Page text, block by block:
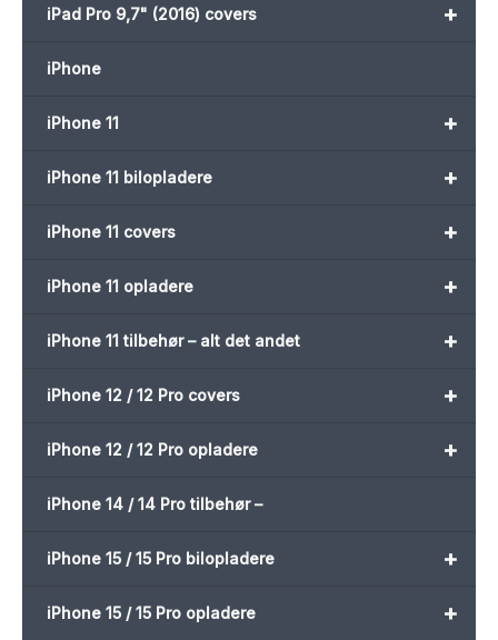
+
iPad Pro 9,7" (2016) covers
iPhone
+
iPhone 11
+
iPhone 11 bilopladere
+
iPhone 11 covers
+
iPhone 11 opladere
+
iPhone 11 tilbehør – alt det andet
+
iPhone 12 / 12 Pro covers
+
iPhone 12 / 12 Pro opladere
iPhone 14 / 14 Pro tilbehør –
+
iPhone 15 / 15 Pro bilopladere
+
iPhone 15 / 15 Pro opladere